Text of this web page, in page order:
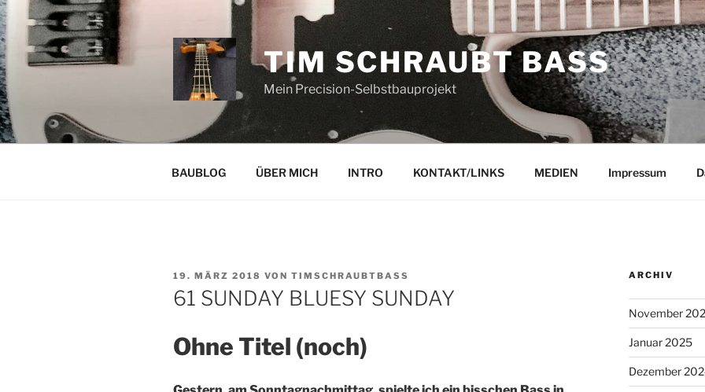
Zum
Inhalt
springen
TIM SCHRAUBT BASS
Mein Precision-Selbstbauprojekt
BAUBLOG ÜBER MICH INTRO KONTAKT/LINKS MEDIEN Impressum
VERÖFFENTLICHT
AM
19. MÄRZ 2018 VON TIMSCHRAUBTBASS
61 SUNDAY BLUESY SUNDAY
Ohne Titel (noch)
ARCHIV
November
Januar 2025
Dezember